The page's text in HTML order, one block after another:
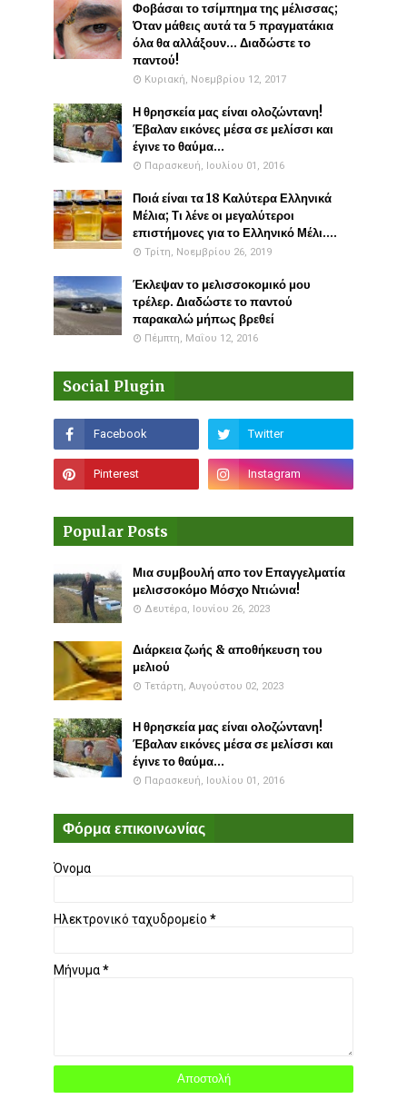
Φοβάσαι το τσίμπημα της μέλισσας;
Όταν μάθεις αυτά τα 5 πραγματάκια
όλα θα αλλάξουν... Διαδώστε το
παντού!
Κυριακή, Νοεμβρίου 12, 2017
Η θρησκεία μας είναι ολοζώντανη!
Έβαλαν εικόνες μέσα σε μελίσσι και
έγινε το θαύμα...
Παρασκευή, Ιουλίου 01, 2016
Ποιά είναι τα 18 Καλύτερα Ελληνικά
Μέλια; Τι λένε οι μεγαλύτεροι
επιστήμονες για το Ελληνικό Μέλι....
Τρίτη, Νοεμβρίου 26, 2019
Έκλεψαν το μελισσοκομικό μου
τρέλερ. Διαδώστε το παντού
παρακαλώ μήπως βρεθεί
Πέμπτη, Μαΐου 12, 2016
Social Plugin
Popular Posts
Μια συμβουλή απο τον Επαγγελματία
μελισσοκόμο Μόσχο Ντιώνια!
Δευτέρα, Ιουνίου 26, 2023
Διάρκεια ζωής & αποθήκευση του
μελιού
Τετάρτη, Αυγούστου 02, 2023
Η θρησκεία μας είναι ολοζώντανη!
Έβαλαν εικόνες μέσα σε μελίσσι και
έγινε το θαύμα...
Παρασκευή, Ιουλίου 01, 2016
Φόρμα επικοινωνίας
Όνομα
Ηλεκτρονικό ταχυδρομείο *
Μήνυμα*